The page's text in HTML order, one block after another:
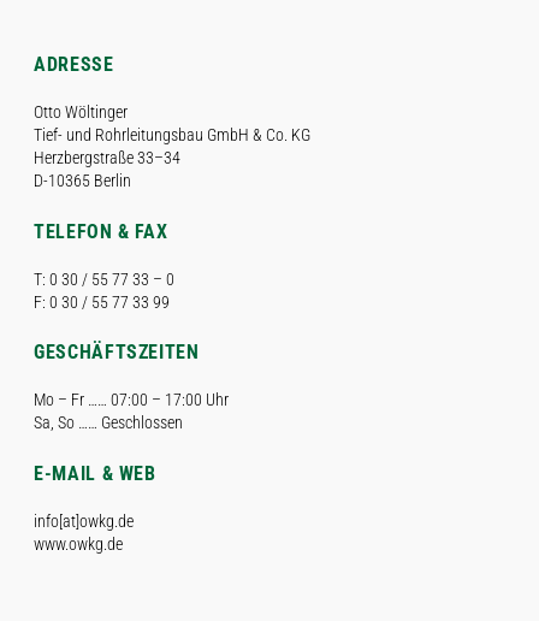
ADRESSE
Otto Wöltinger
Tief- und Rohrleitungsbau GmbH & Co. KG
Herzbergstraße 33–34
D-10365 Berlin
TELEFON & FAX
T: 0 30 / 55 77 33 – 0
F: 0 30 / 55 77 33 99
GESCHÄFTSZEITEN
Mo – Fr …… 07:00 – 17:00 Uhr
Sa, So …… Geschlossen
E-MAIL & WEB
info[at]owkg.de
www.owkg.de